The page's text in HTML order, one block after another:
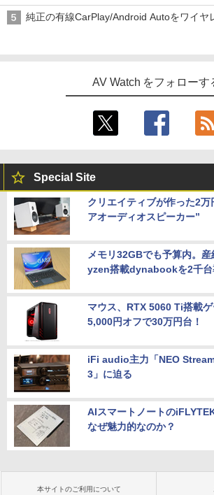
純正の有線CarPlay/Android Autoをワイヤ
AV Watch をフォローす
Special Site
クリエイティブが作った2万
アオーディオスピーカー”
メモリ32GBでも予算内。
yzen搭載dynabookを2千台
マウス、RTX 5060 Ti搭載
5,000円オフで30万円台！
iFi audio主力「NEO
3」に迫る
AIスマートノートの
なぜ魅力的なのか？
本サイトのご利用について